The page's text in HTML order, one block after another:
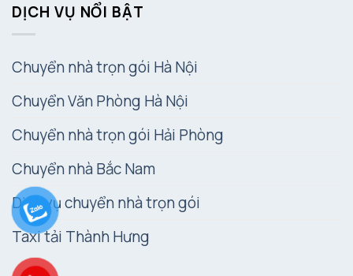
DỊCH VỤ NỔI BẬT
Chuyển nhà trọn gói Hà Nội
Chuyển Văn Phòng Hà Nội
Chuyển nhà trọn gói Hải Phòng
Chuyển nhà Bắc Nam
Dịch vụ chuyển nhà trọn gói
Taxi tải Thành Hưng